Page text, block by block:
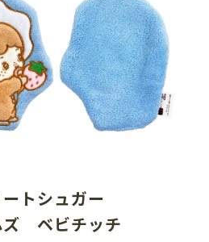
トシュガー
　ベビチッチ